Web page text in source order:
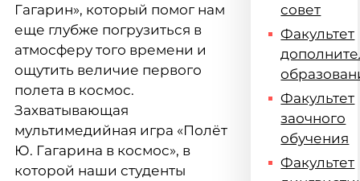
Гагарин», который помог нам
еще глубже погрузиться в
атмосферу того времени и
ощутить величие первого
полета в космос.
Захватывающая
мультимедийная игра «Полёт
Ю. Гагарина в космос», в
которой наши студенты
совет
Факультет
Факультет
заочного
обучения
Факультет